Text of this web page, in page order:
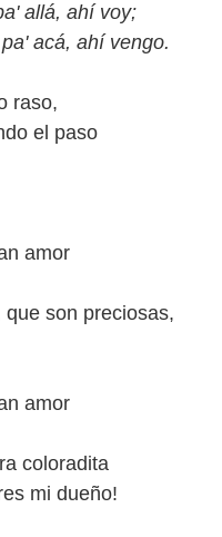
allá, ahí voy;
acá, ahí vengo.
raso,
el paso
amor
son preciosas,
amor
coloradita
mi dueño!